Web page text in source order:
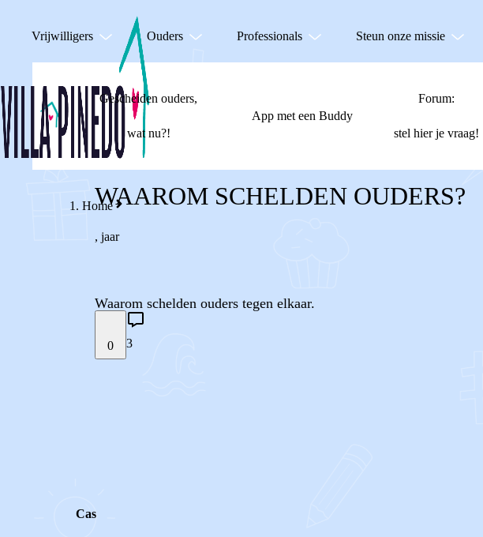
Vrijwilligers Ouders Professionals Steun onze missie
Gescheiden ouders,
wat nu?!
App met een Buddy
Forum:
stel hier je vraag!
Home
WAAROM SCHELDEN OUDERS?
, jaar
Waarom schelden ouders tegen elkaar.
0 3
Cas